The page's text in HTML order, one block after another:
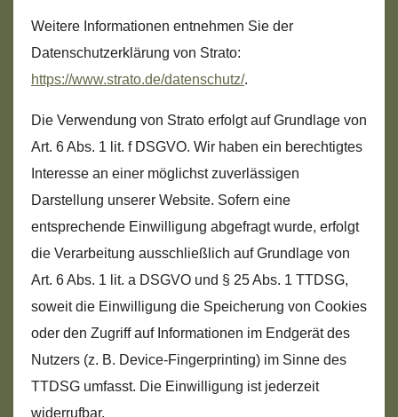
Weitere Informationen entnehmen Sie der
Datenschutzerklärung von Strato:
https://www.strato.de/datenschutz/.
Die Verwendung von Strato erfolgt auf Grundlage von
Art. 6 Abs. 1 lit. f DSGVO. Wir haben ein berechtigtes
Interesse an einer möglichst zuverlässigen
Darstellung unserer Website. Sofern eine
entsprechende Einwilligung abgefragt wurde, erfolgt
die Verarbeitung ausschließlich auf Grundlage von
Art. 6 Abs. 1 lit. a DSGVO und § 25 Abs. 1 TTDSG,
soweit die Einwilligung die Speicherung von Cookies
oder den Zugriff auf Informationen im Endgerät des
Nutzers (z. B. Device-Fingerprinting) im Sinne des
TTDSG umfasst. Die Einwilligung ist jederzeit
widerrufbar.